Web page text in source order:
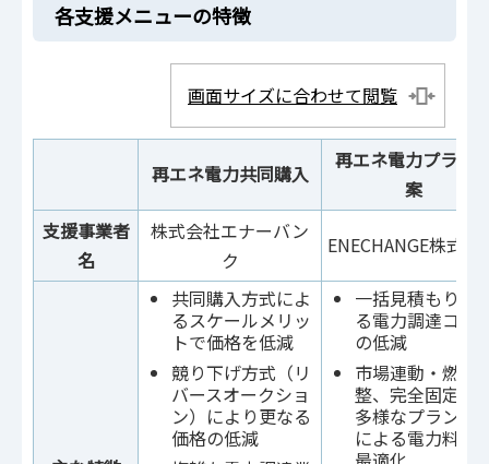
各支援メニューの特徴
画面サイズに合わせて閲覧
再エネ電力共同購入
再エネ電力プラン
案
支援事業者
名
株式会社エナーバン
ク
ENECHANGE株式会
共同購入方式によ
るスケールメリッ
トで価格を低減
競り下げ方式​（リ
バースオークショ
ン）により更なる​
価格の低減
一括見積もりに
る電力調達コス
の低減
市場連動・燃料
整、完全固定な
多様なプラン提
による電力料金